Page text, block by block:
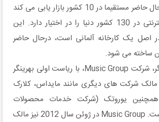
المللی است که درحال حاضر مستقیما در 10 کشور بازار یابی می کند
و شبکه فروش اینترنتی در 130 کشور دنیا را در اختیار دارد. این
اصل یک کارخانه آلمانی است، درحال حاضر
ساخته می شود.
مالک شرکت بهرینگر، شرکت Music Group، با ریاست اولی بهرینگر
شرکت های دیگری مانند مایداس، کلارک
همچنین یوروتک (شرکت خدمات محصولات
الکترونیکی) نیز هست. Music Group در ژوئن سال 2012 نیز مالک